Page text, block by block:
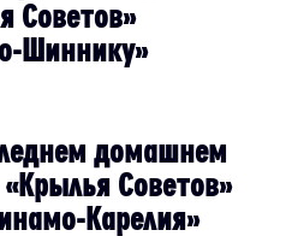
Советов»
Шиннику»
домашнем
Советов»
Карелия»